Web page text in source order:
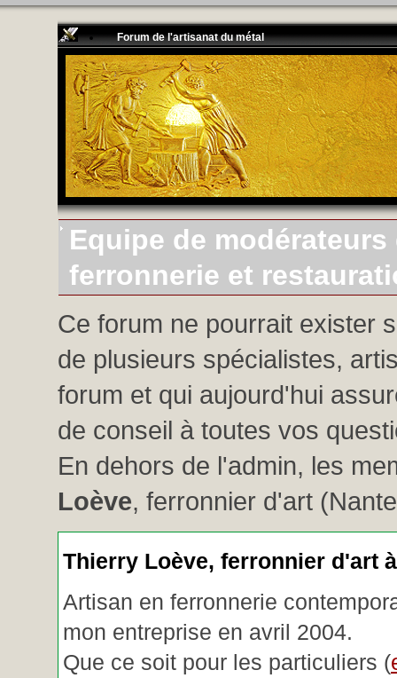
Forum de l'artisanat du métal
Equipe de
ferronnerie et
Ce forum ne pourrait exister
de plusieurs spécialistes,
forum et qui aujourd'hui
de conseil à toutes vos
En dehors de l'admin, les
Loève, ferronnier d'art
Thierry Loève, ferronnier d'art
Artisan en ferronnerie
mon entreprise en avril 2004.
Que ce soit pour les particuliers (